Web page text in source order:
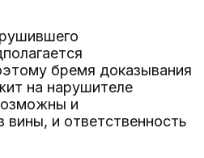
бремя доказывания
на нарушителе
и
вины, и ответственность